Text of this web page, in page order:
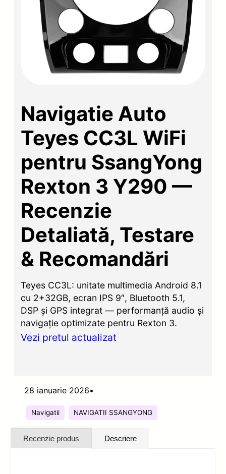
Navigatie Auto
Teyes CC3L WiFi
pentru SsangYong
Rexton 3 Y290 —
Recenzie
Detaliată, Testare
& Recomandări
Teyes CC3L: unitate multimedia Android 8.1
cu 2+32GB, ecran IPS 9″, Bluetooth 5.1,
DSP și GPS integrat — performanță audio și
navigație optimizate pentru Rexton 3.
Vezi pretul actualizat
28 ianuarie 2026•
Navigatii NAVIGATII SSANGYONG
Recenzie produs Descriere